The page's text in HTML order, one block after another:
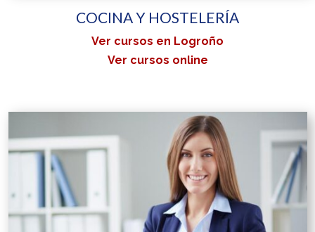
COCINA Y HOSTELERÍA
Ver cursos en Logroño
Ver cursos online